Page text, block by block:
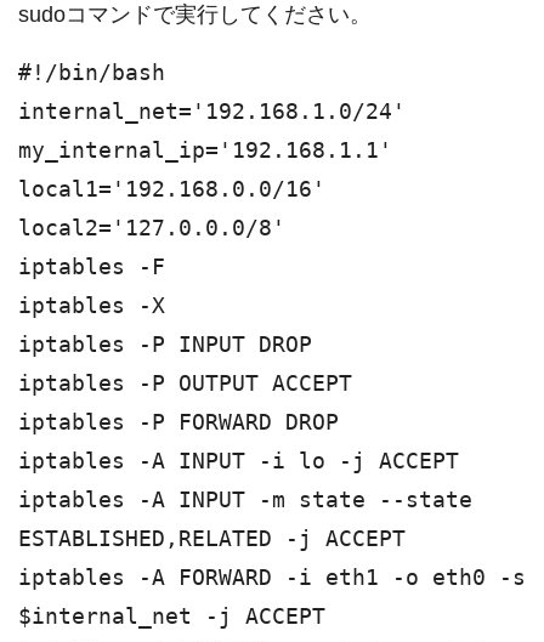
sudoコマンドで実行してください。
#!/bin/bash
internal_net='192.168.1.0/24'
my_internal_ip='192.168.1.1'
local1='192.168.0.0/16'
local2='127.0.0.0/8'
iptables -F
iptables -X
iptables -P INPUT DROP
iptables -P OUTPUT ACCEPT
iptables -P FORWARD DROP
iptables -A INPUT -i lo -j ACCEPT
iptables -A INPUT -m state --state
ESTABLISHED,RELATED -j ACCEPT
iptables -A FORWARD -i eth1 -o eth0 -s
$internal_net -j ACCEPT